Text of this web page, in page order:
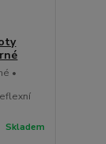
•
Skladem